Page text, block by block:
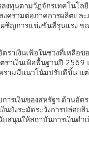
ทุนตามวัฏจักรเทคโนโ
รามต่อภาคการผลิตแล
ชิญการแข่งขันที่รุนแรง
าเงินเฟ้อในช่วงที่เหลือ
งินเฟ้อพื้นฐานปี 2569
ามมีแนวโน้มปรับดีขึ้น แ
รเงินของสหรัฐฯ ด้านอั
ยังระมัดระวังการปล่อย
นให้สถาบันการเงินดำ